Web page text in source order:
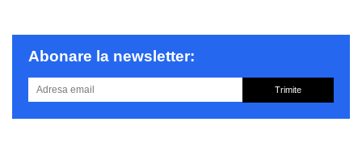
Abonare la newsletter:
Trimite